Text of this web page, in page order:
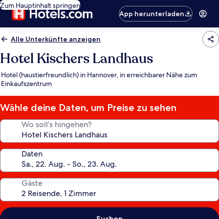
Zum Hauptinhalt springen
App herunterladen
Alle Unterkünfte anzeigen
Hotel Kischers Landhaus
Hotel (haustierfreundlich) in Hannover, in erreichbarer Nähe zum
Einkaufszentrum
Wähle deine Daten, um Preise zu sehen
Wo soll’s hingehen?
Daten
Gäste